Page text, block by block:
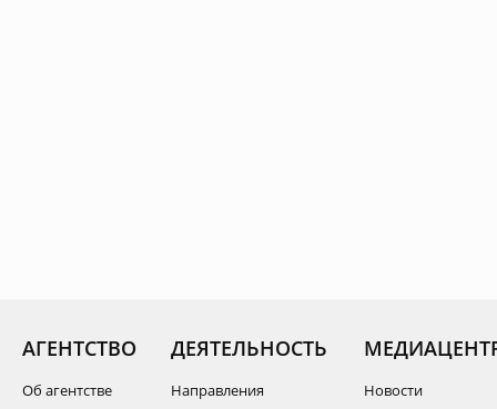
АГЕНТСТВО
Об агентстве
ДЕЯТЕЛЬНОСТЬ
Направления Новости